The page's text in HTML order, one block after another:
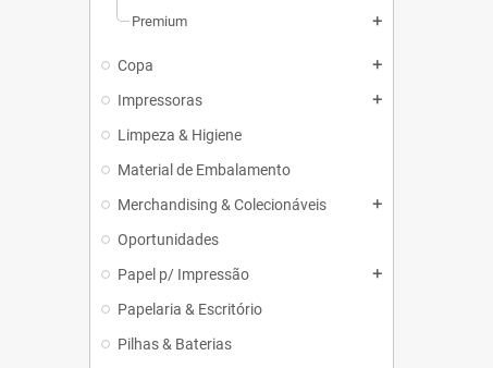
Premium add
Copa add
Impressoras add
Limpeza & Higiene
Material de Embalamento
Merchandising & Colecionáveis
add
Oportunidades
Papel p/ Impressão
add
Papelaria & Escritório
Pilhas & Baterias